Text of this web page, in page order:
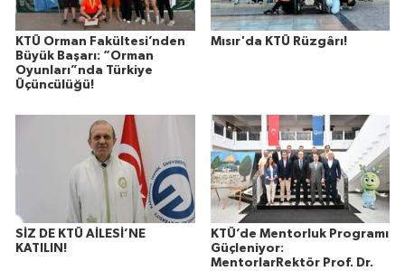
KTÜ Orman Fakültesi’nden
Büyük Başarı: “Orman
Oyunları”nda Türkiye
Üçüncülüğü!
Mısır'da KTÜ Rüzgârı!
SİZ DE KTÜ AİLESİ’NE
KATILIN!
KTÜ’de Mentorluk Programı
Güçleniyor:
MentorlarRektör Prof. Dr.